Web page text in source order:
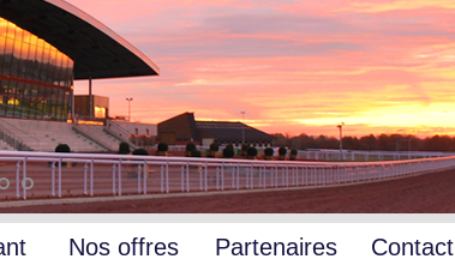
Nos offres Partenaires Contact